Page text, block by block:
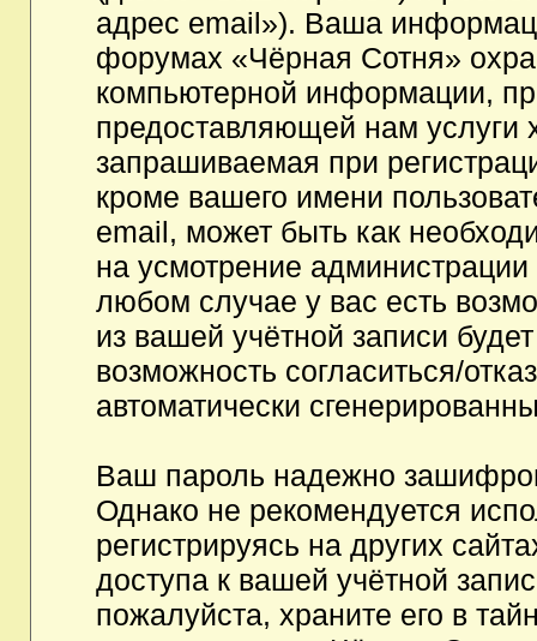
адрес email»). Ваша
форумах «Чёрная Сотня»
компьютерной информации,
предоставляющей нам услуги
запрашиваемая при
кроме вашего имени
email, может быть как
на усмотрение
любом случае у вас есть
из вашей учётной записи
возможность согласиться/
автоматически
Ваш пароль надежно
Однако не рекомендуется
регистрируясь на других
доступа к вашей учётной
пожалуйста, храните его в